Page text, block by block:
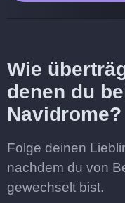
Wie
denen du
Navidrome?
Folge deinen
nachdem du von
gewechselt bist.